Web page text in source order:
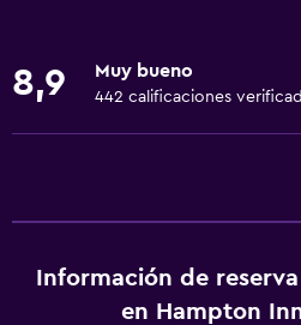
Habitación hipoalergénica
Servicios básicos
8,9 Muy bueno
442 calificaciones
Información de
en Hampton